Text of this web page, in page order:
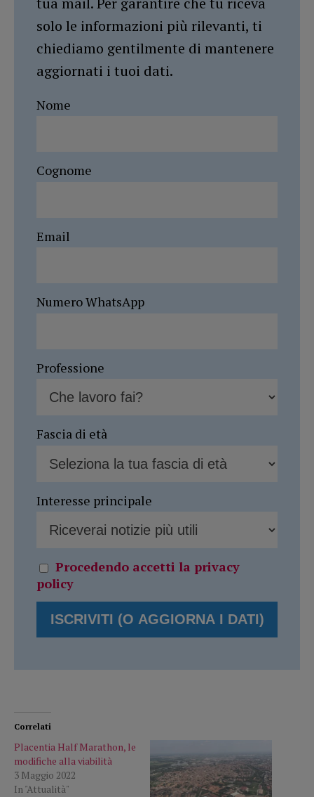
solo le informazioni più rilevanti, ti
chiediamo gentilmente di mantenere
aggiornati i tuoi dati.
Nome
Cognome
Email
Numero WhatsApp
Professione
Fascia di età
Interesse principale
Procedendo accetti la privacy
policy
Correlati
Placentia Half Marathon, le
modifiche alla viabilità
3 Maggio 2022
In "Attualità"